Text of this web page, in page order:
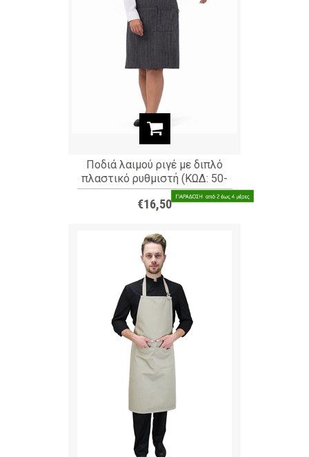
Ποδιά λαιμού ριγέ με διπλό
πλαστικό ρυθμιστή (ΚΩΔ: 50-
331-2)
€16,50